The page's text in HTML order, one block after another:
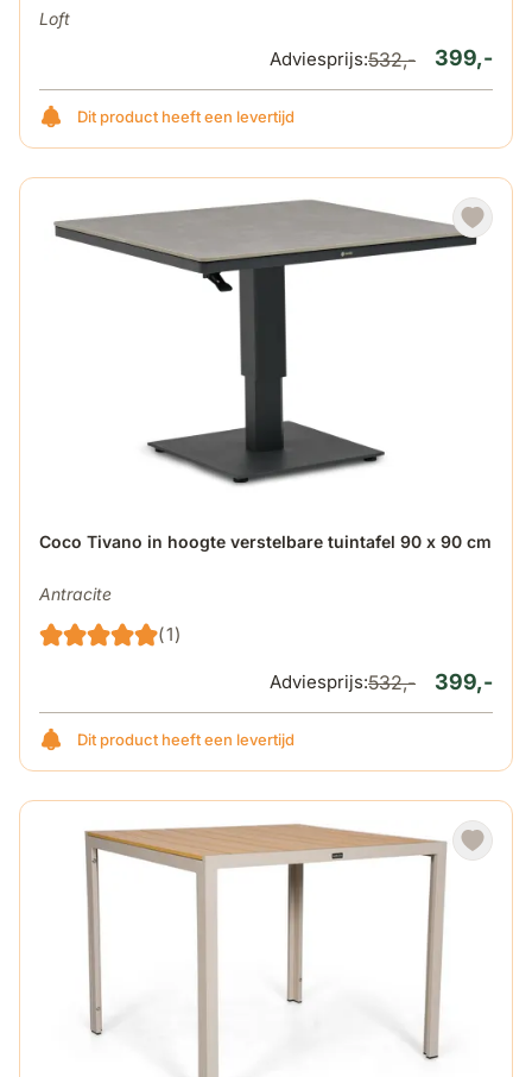
Loft
399,-
Adviesprijs:532,-
Dit product heeft een levertijd
Coco Tivano in hoogte verstelbare tuintafel 90 x 90 cm
Antracite
(1)
De prijs is afhankelijk van de gekozen opties op de
399,-
Adviesprijs:532,-
Dit product heeft een levertijd